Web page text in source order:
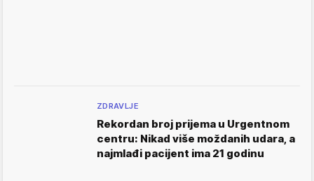
ZDRAVLJE
Rekordan broj prijema u Urgentnom
centru: Nikad više moždanih udara, a
najmlađi pacijent ima 21 godinu